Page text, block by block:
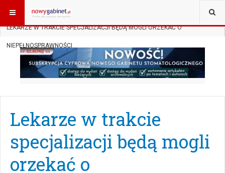
JESTEŚ TUTAJ: START
LEKARZE W TRAKCIE SPECJALIZACJI BĘDĄ MOGLI ORZEKAĆ O
NIEPEŁNOSPRAWNOŚCI
Lekarze w trakcie
specjalizacji będą mogli
orzekać o